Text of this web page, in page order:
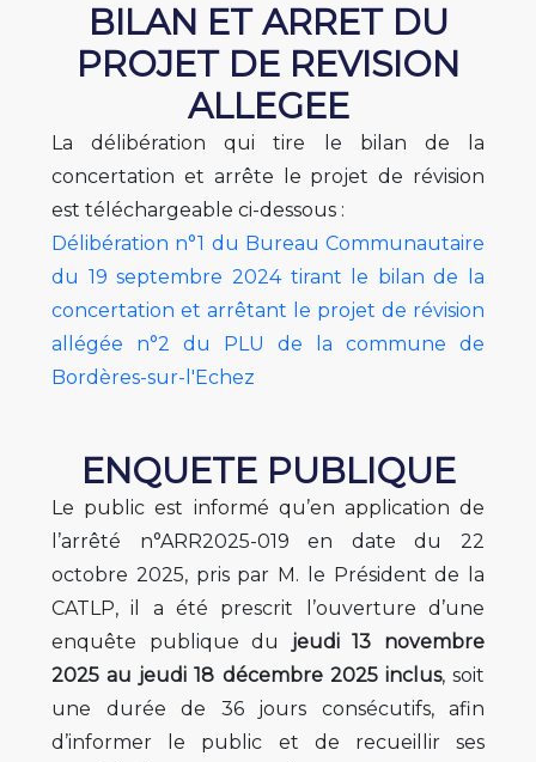
BILAN ET ARRET DU
PROJET DE REVISION
ALLEGEE
La délibération qui tire le bilan de la
concertation et arrête le projet de révision
est téléchargeable ci-dessous :
Délibération n°1 du Bureau Communautaire
du 19 septembre 2024 tirant le bilan de la
concertation et arrêtant le projet de révision
allégée n°2 du PLU de la commune de
Bordères-sur-l'Echez
ENQUETE PUBLIQUE
Le public est informé qu’en application de
l’arrêté n°ARR2025-019 en date du 22
octobre 2025, pris par M. le Président de la
CATLP, il a été prescrit l’ouverture d’une
enquête publique du jeudi 13 novembre
2025 au jeudi 18 décembre 2025 inclus, soit
une durée de 36 jours consécutifs, afin
d’informer le public et de recueillir ses